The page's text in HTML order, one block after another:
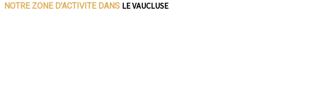
NOTRE ZONE D'ACTIVITE DANS LE VAUCLUSE